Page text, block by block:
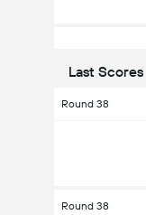
Last Scores
Round 38
Round 38